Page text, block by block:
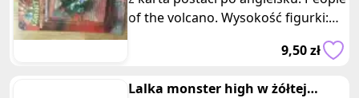
of the volcano. Wysokość figurki:
9,50 zł
Lalka monster high w żółtej